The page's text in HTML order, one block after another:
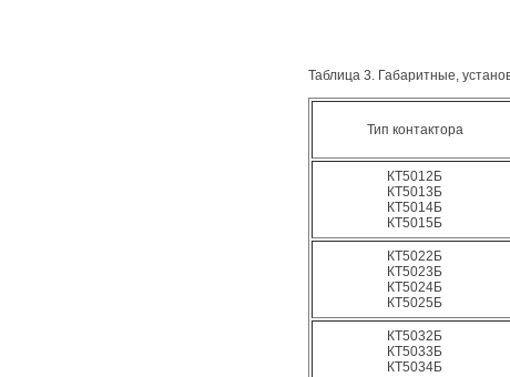
Таблица 3. Габаритные,
Тип контактора
КТ5012Б
КТ5013Б
КТ5014Б
КТ5015Б
КТ5022Б
КТ5023Б
КТ5024Б
КТ5025Б
КТ5032Б
КТ5033Б
КТ5034Б